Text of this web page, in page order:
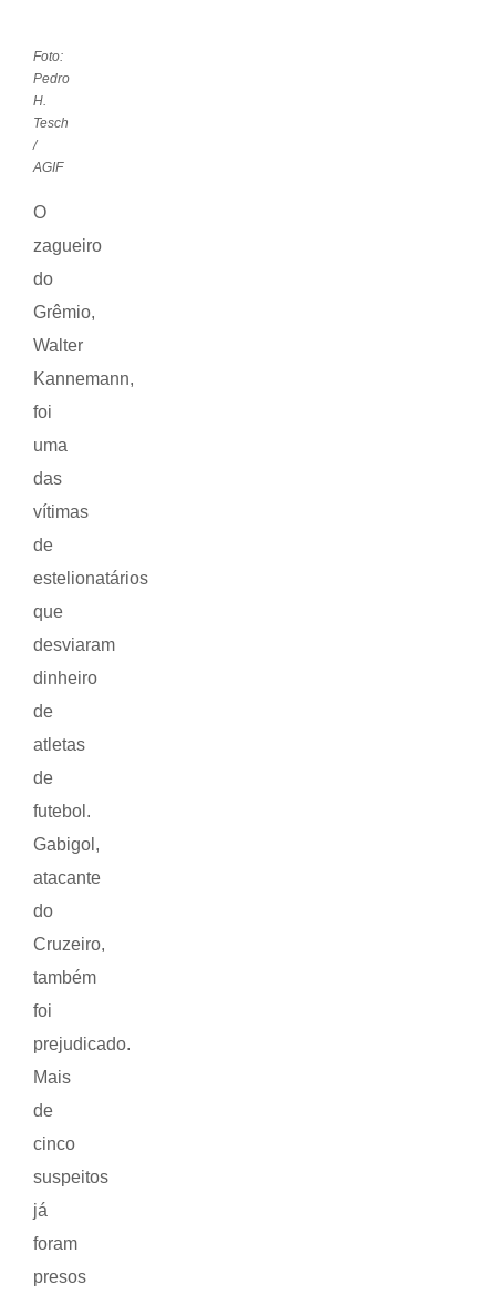
Foto:
Pedro
H.
Tesch
/
AGIF
O
zagueiro
do
Grêmio,
Walter
Kannemann,
foi
uma
das
vítimas
de
estelionatários
que
desviaram
dinheiro
de
atletas
de
futebol.
Gabigol,
atacante
do
Cruzeiro,
também
foi
prejudicado.
Mais
de
cinco
suspeitos
já
foram
presos